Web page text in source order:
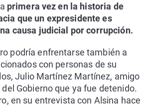
primera vez en la historia de
que un expresidente es
causa judicial por corrupción.
podría enfrentarse también a
con personas de su
Julio Martínez Martínez, amigo
Gobierno que ya fue detenido.
en su entrevista con Alsina hace